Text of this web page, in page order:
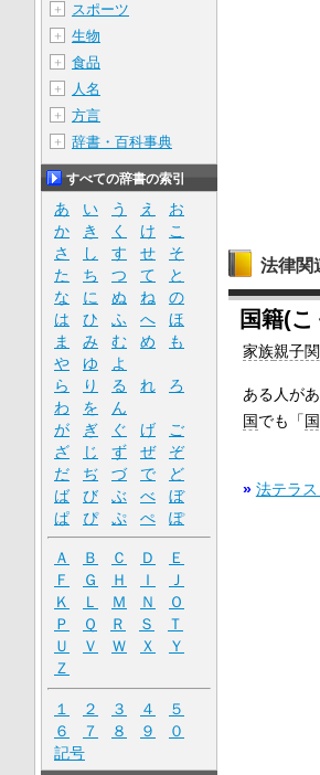
法律関
国籍(
家族親子
ある人が
国でも「
» 法テラ
＋ スポーツ
＋ 生物
＋ 食品
＋ 人名
＋ 方言
＋ 辞書・百科事典
すべての辞書の索引
あ い う え
お
か
き く け
こ
さ
し す せ
そ
た
ち つ て
と
な
に ぬ ね
の
は
ひ ふ へ
ほ
ま
み む め
も
や
ゆ
よ
ら
り る れ
ろ
わ
を
ん
が
ぎ ぐ げ
ご
ざ
じ ず ぜ
ぞ
だ
ぢ づ で
ど
ば
び ぶ べ
ぼ
ぱ
ぴ ぷ ぺ ぽ
Ａ Ｂ Ｃ Ｄ
Ｅ
Ｆ
Ｇ Ｈ Ｉ
Ｊ
Ｋ
Ｌ Ｍ Ｎ
Ｏ
Ｐ
Ｑ Ｒ Ｓ
Ｔ
Ｕ
Ｖ Ｗ Ｘ
Ｙ
Ｚ
１ ２ ３ ４
５
６
７ ８ ９
０
記号